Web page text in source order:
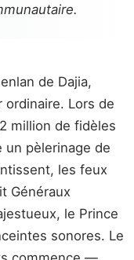
de Dajia,
Lors de
million de fidèles
un pèlerinage de
les feux
Généraux
le Prince
sonores. Le